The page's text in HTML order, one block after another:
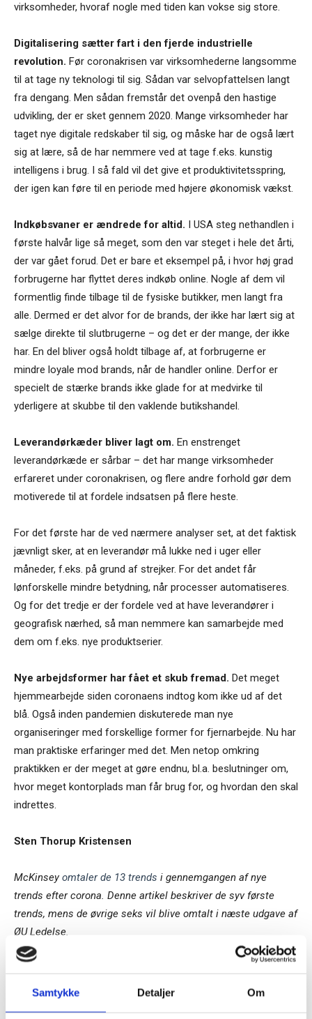
Samtykke Detaljer Om
virksomheder, hvoraf nogle med tiden kan vokse sig store.
Digitalisering sætter fart i den fjerde industrielle
revolution. Før coronakrisen var virksomhederne langsomme
til at tage ny teknologi til sig. Sådan var selvopfattelsen langt
fra dengang. Men sådan fremstår det ovenpå den hastige
udvikling, der er sket gennem 2020. Mange virksomheder har
taget nye digitale redskaber til sig, og måske har de også lært
sig at lære, så de har nemmere ved at tage f.eks. kunstig
intelligens i brug. I så fald vil det give et produktivitetsspring,
der igen kan føre til en periode med højere økonomisk vækst.
Indkøbsvaner er ændrede for altid. I USA steg nethandlen i
første halvår lige så meget, som den var steget i hele det årti,
der var gået forud. Det er bare et eksempel på, i hvor høj grad
forbrugerne har flyttet deres indkøb online. Nogle af dem vil
formentlig finde tilbage til de fysiske butikker, men langt fra
alle. Dermed er det alvor for de brands, der ikke har lært sig at
sælge direkte til slutbrugerne – og det er der mange, der ikke
har. En del bliver også holdt tilbage af, at forbrugerne er
mindre loyale mod brands, når de handler online. Derfor er
specielt de stærke brands ikke glade for at medvirke til
yderligere at skubbe til den vaklende butikshandel.
Leverandørkæder bliver lagt om. En enstrenget
leverandørkæde er sårbar – det har mange virksomheder
erfareret under coronakrisen, og flere andre forhold gør dem
motiverede til at fordele indsatsen på flere heste.
For det første har de ved nærmere analyser set, at det faktisk
jævnligt sker, at en leverandør må lukke ned i uger eller
måneder, f.eks. på grund af strejker. For det andet får
lønforskelle mindre betydning, når processer automatiseres.
Og for det tredje er der fordele ved at have leverandører i
geografisk nærhed, så man nemmere kan samarbejde med
dem om f.eks. nye produktserier.
Nye arbejdsformer har fået et skub fremad. Det meget
hjemmearbejde siden coronaens indtog kom ikke ud af det
blå. Også inden pandemien diskuterede man nye
organiseringer med forskellige former for fjernarbejde. Nu har
man praktiske erfaringer med det. Men netop omkring
praktikken er der meget at gøre endnu, bl.a. beslutninger om,
hvor meget kontorplads man får brug for, og hvordan den skal
indrettes.
Sten Thorup Kristensen
McKinseyomtaler de 13 trends i gennemgangen af nye
trends efter corona. Denne artikel beskriver de syv første
trends, mens de øvrige seks vil blive omtalt i næste udgave af
ØU Ledelse.